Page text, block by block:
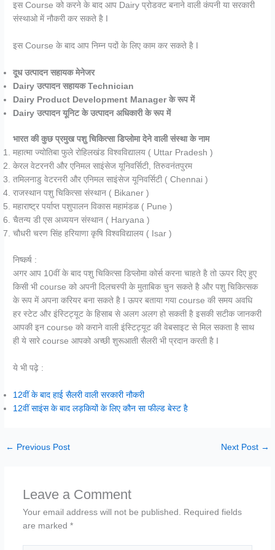
इस Course को करने के बाद आप Dairy प्रोडक्ट बनाने वाली कंपनी या सरकारी
संस्थाओ में नौकरी कर सकते है I
इस Course के बाद आप निम्न पदों के लिए काम कर सकते है I
दूध उत्पादन सहायक मेनेजर
Dairy उत्पादन सहायक Technician
Dairy Product Development Manager के रूप में
Dairy उत्पादन यूनिट के उत्पादन अधिकारी के रूप में
भारत की कुछ प्रमुख पशु चिकित्सा डिप्लोमा देने वाली संस्था के नाम
महात्मा ज्योतिबा फुले रोहिलखंड विश्वविद्यालय ( Uttar Pradesh )
केरल वेटरनरी और एनिमल साइंसेज यूनिवर्सिटी, तिरुवनंतपुरम
तमिलनाडु वेटरनरी और एनिमल साइंसेज यूनिवर्सिटी ( Chennai )
राजस्थान पशु चिकित्सा संस्थान ( Bikaner )
महाराष्ट्र पर्याप्त पशुपालन विकास महामंडळ ( Pune )
चैतन्य डी एस अध्ययन संस्थान ( Haryana )
चौधरी चरण सिंह हरियाणा कृषि विश्वविद्यालय ( Isar )
निष्कर्ष :
अगर आप 10वीं के बाद पशु चिकित्सा डिप्लोमा कोर्स करना चाहते है तो ऊपर दिए हुए
किसी भी course को अपनी दिलचस्पी के मुताबिक चुन सकते है और पशु चिकित्सक
के रूप में अपना करियर बना सकते है I ऊपर बताया गया course की समय अवधि
हर स्टेट और इंस्टिट्यूट के हिसाब से अलग अलग हो सकती है इसकी सटीक जानकरी
आपकी इन course को कराने वाली इंस्टिट्यूट की वेबसाइट से मिल सकता है साथ
ही ये सारे course आपको अच्छी शुरूआती सैलरी भी प्रदान करती है I
ये भी पढ़े :
12वीं के बाद हाई सैलरी वाली सरकारी नौकरी
12वीं साइंस के बाद लड़कियों के लिए कौन सा फील्ड बेस्ट है
← Previous Post Next Post →
Leave a Comment
Your email address will not be published.
Required fields
are marked *